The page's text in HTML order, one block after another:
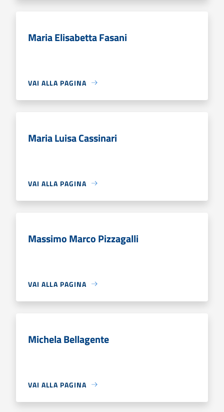
Maria Elisabetta Fasani
VAI ALLA PAGINA
Maria Luisa Cassinari
VAI ALLA PAGINA
Massimo Marco Pizzagalli
VAI ALLA PAGINA
Michela Bellagente
VAI ALLA PAGINA